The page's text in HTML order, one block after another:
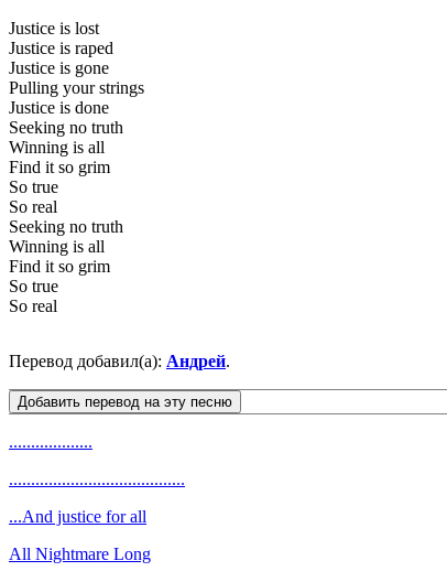
Justice is lost
Justice is raped
Justice is gone
Pulling your strings
Justice is done
Seeking no truth
Winning is all
Find it so grim
So true
So real
Seeking no truth
Winning is all
Find it so grim
So true
So real
Перевод добавил(а): Андрей.
...................
........................................
...And justice for all
All Nightmare Long